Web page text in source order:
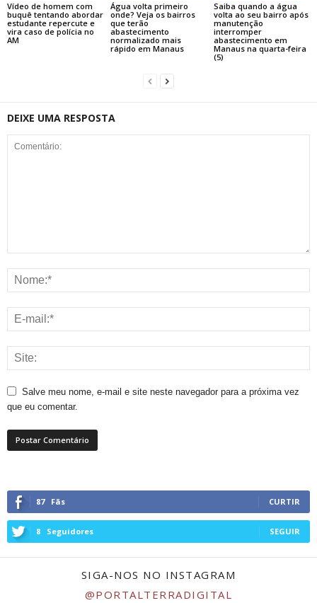
Vídeo de homem com
buquê tentando abordar
estudante repercute e
vira caso de polícia no
AM
Água volta primeiro
onde? Veja os bairros
que terão
abastecimento
normalizado mais
rápido em Manaus
Saiba quando a água
volta ao seu bairro após
manutenção
interromper
abastecimento em
Manaus na quarta-feira
(5)
DEIXE UMA RESPOSTA
Salve meu nome, e-mail e site neste navegador para a próxima vez
que eu comentar.
87 Fãs CURTIR
8 Seguidores SEGUIR
SIGA-NOS NO INSTAGRAM
@PORTALTERRADIGITAL